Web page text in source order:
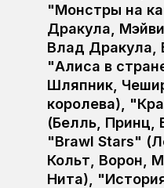
"Монстры на
Дракула,
Влад Дракула,
"Алиса в
Шляпник,
королева),
(Белль, Принц,
"Brawl Stars"
Кольт, Ворон,
Нита),